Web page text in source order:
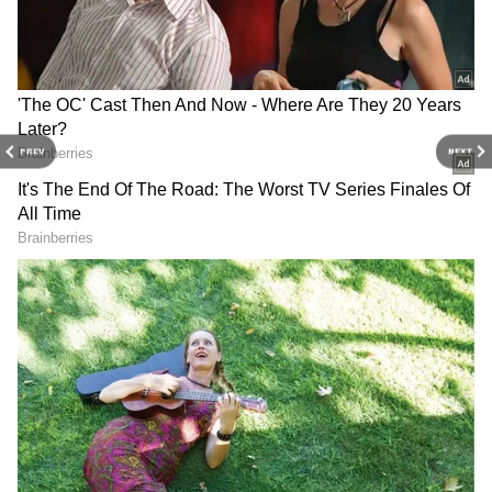
PREV NEXT
உலக சாதனை விருது
இந்த நிலையில் மறைந்த தேமுதிக
தலைவர் விஜயகாந்த் நினைவிடத்திற்கு 125
நாட்களில் தமிழக முழுவதும் 15
RECOMMENDED STORIES